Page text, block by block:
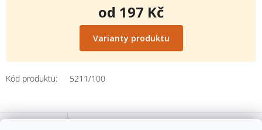
Kód produktu: 5211/100
od 197 Kč
Měrná
cena:
Varianty produktu